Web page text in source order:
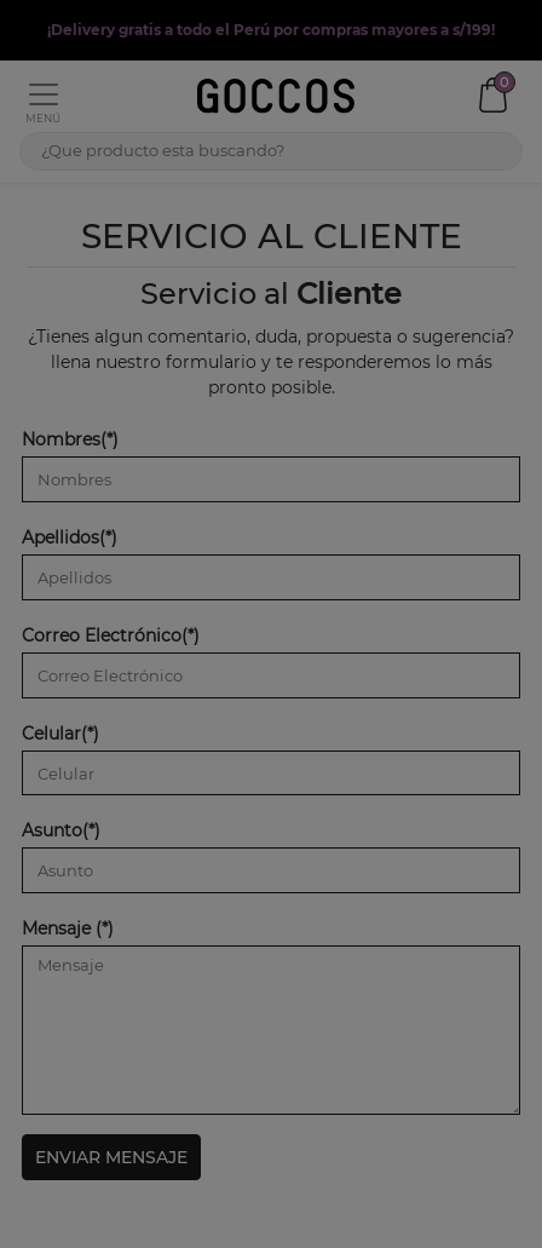
¡Delivery gratis a todo el Perú por compras mayores a s/199!
MENÚ
0
SERVICIO AL CLIENTE
Servicio al Cliente
¿Tienes algun comentario, duda, propuesta o sugerencia?
llena nuestro formulario y te responderemos lo más
pronto posible.
Nombres(*)
Apellidos(*)
Correo Electrónico(*)
Celular(*)
Asunto(*)
Mensaje (*)
ENVIAR MENSAJE